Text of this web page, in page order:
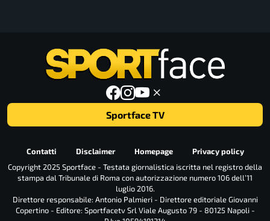
Sportface TV
Contatti Disclaimer Homepage
Privacy policy
Copyright 2025 Sportface - Testata giornalistica iscritta nel registro della
stampa dal Tribunale di Roma con autorizzazione numero 106 dell’11
luglio 2016.
Direttore responsabile: Antonio Palmieri - Direttore editoriale Giovanni
Copertino - Editore: Sportfacetv Srl Viale Augusto 79 - 80125 Napoli -